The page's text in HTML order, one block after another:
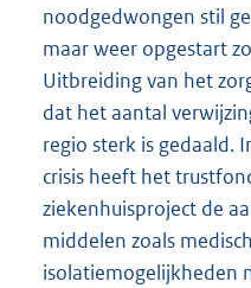
noodgedwongen stil
maar weer opgestart
Uitbreiding van het
dat het aantal
regio sterk is gedaald.
crisis heeft het
ziekenhuisproject de
middelen zoals
isolatiemogelijkheden